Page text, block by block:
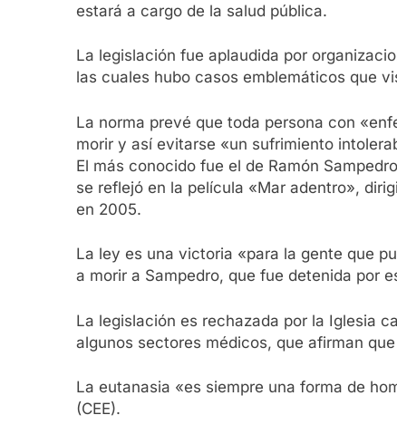
estará a cargo de la salud pública.
La legislación fue aplaudida por
las cuales hubo casos emblemáticos que
La norma prevé que toda persona con
morir y así evitarse «un sufrimiento
El más conocido fue el de Ramón
se reflejó en la película «Mar adentro»,
en 2005.
La ley es una victoria «para la gente que
a morir a Sampedro, que fue detenida por
La legislación es rechazada por la Iglesia
algunos sectores médicos, que afirman
La eutanasia «es siempre una forma de
(CEE).